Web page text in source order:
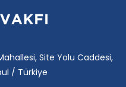
Site Yolu Caddesi,
/ Türkiye